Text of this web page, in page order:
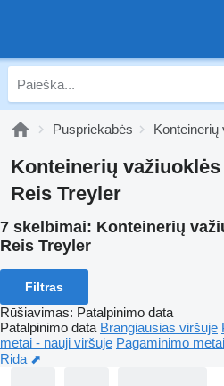
Puspriekabės
Konteinerių
Reis Treyler
7 skelbimai: Konteinerių
Reis Treyler
Filtras
Rūšiavimas: Patalpinimo data
Patalpinimo data Brangiausias viršuje
metai - nauji viršuje Pagaminimo
Rida ⬈